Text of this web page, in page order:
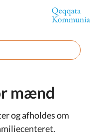
mænd
og afholdes om